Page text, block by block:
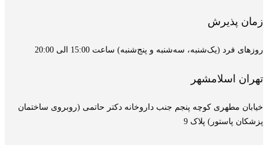
زمان پذیرش
روزهای فرد (یک‌شنبه، سه‌شنبه و پنج‌شنبه) ساعت 15:00 الی 20:00
تهران اسلامشهر
خیابان مطهری کوچه پنجم جنب داروخانه دکتر حاتمی (روبروی ساختمان
پزشکان پاستور) پلاک 9